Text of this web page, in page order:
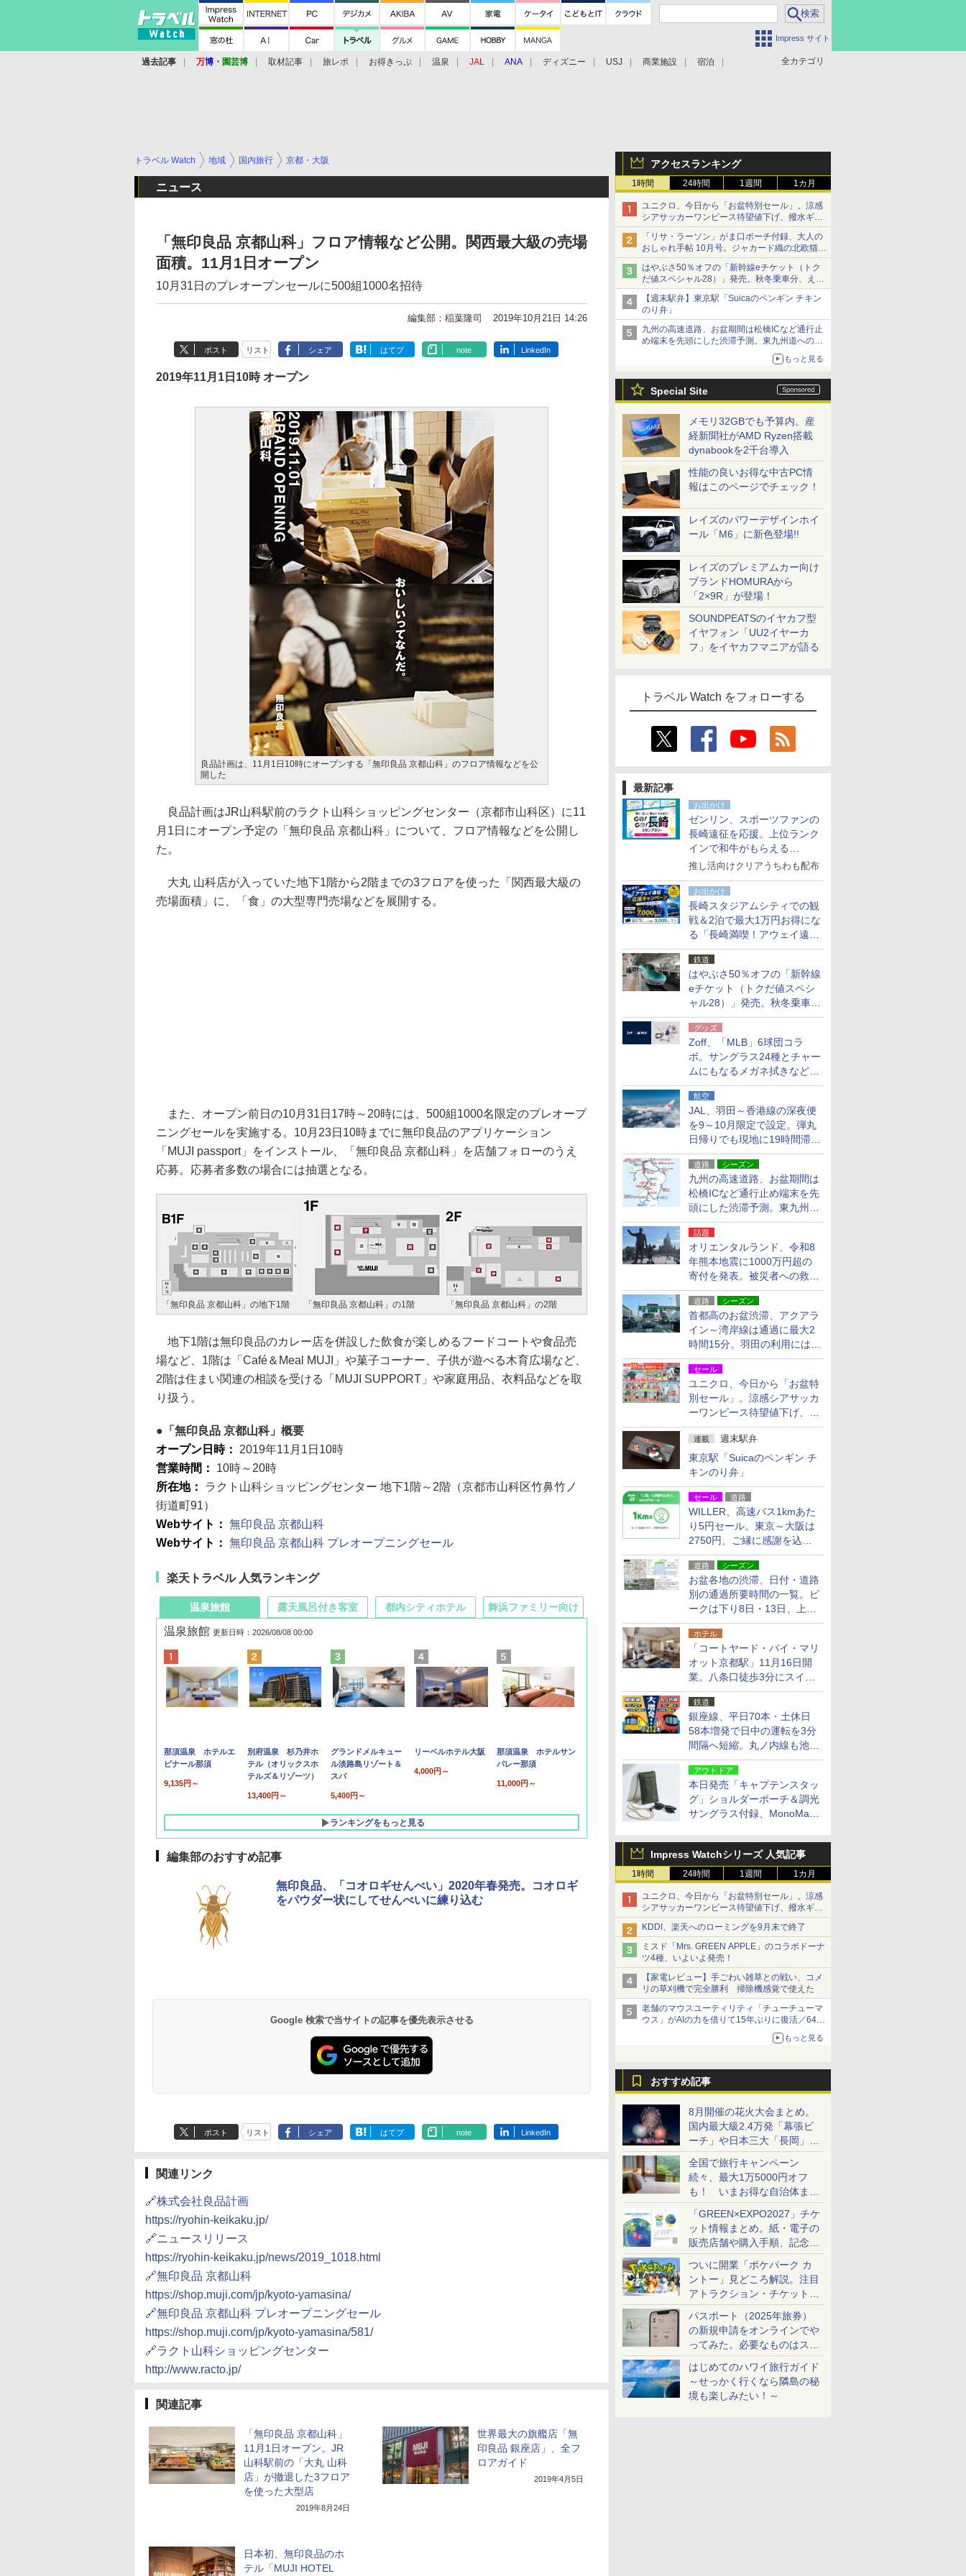
Impress サイト
全カテゴリ
過去記事 万博 ・ 園芸博 取材記事 旅レポ お得きっぷ 温泉 JAL ANA ディズニー USJ 商業施設 宿泊
アクセスランキング
1時間 24時間 1週間 1カ月
ユニクロ、今日から「お盆特別セール」。涼感
シアサッカーワンピース待望値下げ、撥水ギア
ショーツは1990円に
「リサ・ラーソン」がま口ポーチ付録、大人の
おしゃれ手帖 10月号。ジャカード織の北欧猫デ
ザイン
はやぶさ50％オフの「新幹線eチケット（トク
だ値スペシャル28）」発売。秋冬乗車分、えき
ねっと限定
【週末駅弁】東京駅「Suicaのペンギン チキン
のり弁」
九州の高速道路、お盆期間は松橋ICなど通行止
め端末を先頭にした渋滞予測。東九州道への迂
もっと見る
Special Site
メモリ32GBでも予算内。産
経新聞社がAMD Ryzen搭載
dynabookを2千台導入
性能の良いお得な中古PC情
報はこのページでチェック！
レイズのパワーデザインホイ
ール「M6」に新色登場!!
レイズのプレミアムカー向け
ブランドHOMURAから
「2×9R」が登場！
SOUNDPEATSのイヤカフ型
イヤフォン「UU2イヤーカ
フ」をイヤカフマニアが語る
トラベル Watch をフォローする
最新記事
お出かけ
ゼンリン、スポーツファンの
長崎遠征を応援。上位ランク
インで和牛がもらえる
「GO！GO！長崎スタンプラ
推し活向けクリアうちわも配布
お出かけ
長崎スタジアムシティでの観
戦＆2泊で最大1万円お得にな
る「長崎満喫！アウェイ遠征
応援キャンペーン」
鉄道
はやぶさ50％オフの「新幹線
eチケット（トクだ値スペシ
ャル28）」発売。秋冬乗車
分、えきねっと限定
グッズ
Zoff、「MLB」6球団コラ
ボ。サングラス24種とチャー
ムにもなるメガネ拭きなど雑
貨24種
航空
JAL、羽田～香港線の深夜便
を9～10月限定で設定。弾丸
日帰りでも現地に19時間滞在
できる
道路 シーズン
九州の高速道路、お盆期間は
松橋ICなど通行止め端末を先
頭にした渋滞予測。東九州道
への迂回は料金調整を実施
話題
オリエンタルランド、令和8
年熊本地震に1000万円超の
寄付を発表。被災者への救援
活動・復旧支援
道路 シーズン
首都高のお盆渋滞、アクアラ
イン～湾岸線は通過に最大2
時間15分。羽田の利用には
「空港西出口」の利用検討を
セール
ユニクロ、今日から「お盆特
別セール」。涼感シアサッカ
ーワンピース待望値下げ、撥
水ギアショーツは1990円に
連載 週末駅弁
東京駅「Suicaのペンギン チ
キンのり弁」
セール 道路
WILLER、高速バス1kmあた
り5円セール。東京～大阪は
2750円、ご縁に感謝を込め
た20周年記念キャンペーン
道路 シーズン
お盆各地の渋滞、日付・道路
別の通過所要時間の一覧。ピ
ークは下り8日・13日、上り
14日・15日
ホテル
「コートヤード・バイ・マリ
オット京都駅」11月16日開
業。八条口徒歩3分にスイー
ト含む全270室、ダイニング
も併設
鉄道
銀座線、平日70本・土休日
58本増発で日中の運転を3分
間隔へ短縮。丸ノ内線も池袋
～中野坂上を4分間隔に
アウトドア
本日発売「キャプテンスタッ
グ」ショルダーポーチ＆調光
サングラス付録、MonoMax
Impress Watchシリーズ 人気記事
1時間 24時間 1週間 1カ月
ユニクロ、今日から「お盆特別セール」。涼感
シアサッカーワンピース待望値下げ、撥水ギア
ショーツは1990円に
KDDI、楽天へのローミングを9月末で終了
ミスド「Mrs. GREEN APPLE」のコラボドーナ
ツ4種、いよいよ発売！
【家電レビュー】手ごわい雑草との戦い、コメ
リの草刈機で完全勝利 掃除機感覚で使えた
老舗のマウスユーティリティ「チューチューマ
ウス」がAIの力を借りて15年ぶりに復活／64bit
化、Windows 10/11、「Chrome」も走り回
る。復活記念で2026年末まで500円
もっと見る
おすすめ記事
8月開催の花火大会まとめ。
国内最大級2.4万発「幕張ビ
ーチ」や日本三大「長岡」な
ど大型イベント目白押し！
全国で旅行キャンペーン
続々、最大1万5000円オフ
も！ いまお得な自治体まと
め
「GREEN×EXPO2027」チケ
ット情報まとめ。紙・電子の
販売店舗や購入手順、記念チ
ケットも解説
ついに開業「ポケパーク カ
ントー」見どころ解説。注目
アトラクション・チケット手
配・来場前に必要な準備は？
パスポート（2025年旅券）
の新規申請をオンラインでや
ってみた。必要なものはスマ
ホとマイナカードのみ
はじめてのハワイ旅行ガイド
～せっかく行くなら隣島の秘
境も楽しみたい！～
トラベル Watch 地域 国内旅行 京都・大阪
ニュース
「無印良品 京都山科」フロア情報など公開。関西最大級の売場
面積。11月1日オープン
10月31日のプレオープンセールに500組1000名招待
編集部：稲葉隆司 2019年10月21日 14:26
ポスト リスト シェア はてブ note LinkedIn
2019年11月1日10時 オープン
良品計画は、11月1日10時にオープンする「無印良品 京都山科」のフロア情報などを公
開した
良品計画はJR山科駅前のラクト山科ショッピングセンター（京都市山科区）に11
月1日にオープン予定の「無印良品 京都山科」について、フロア情報などを公開し
た。
大丸 山科店が入っていた地下1階から2階までの3フロアを使った「関西最大級の
売場面積」に、「食」の大型専門売場などを展開する。
また、オープン前日の10月31日17時～20時には、500組1000名限定のプレオープ
ニングセールを実施する。10月23日10時までに無印良品のアプリケーション
「MUJI passport」をインストール、「無印良品 京都山科」を店舗フォローのうえ
応募。応募者多数の場合には抽選となる。
「無印良品 京都山科」の地下1階 「無印良品 京都山科」の1階 「無印良品 京都山科」の2階
地下1階は無印良品のカレー店を併設した飲食が楽しめるフードコートや食品売
場など、1階は「Café＆Meal MUJI」や菓子コーナー、子供が遊べる木育広場など、
2階は住まい関連の相談を受ける「MUJI SUPPORT」や家庭用品、衣料品などを取
り扱う。
「無印良品 京都山科」概要
オープン日時： 2019年11月1日10時
営業時間： 10時～20時
所在地： ラクト山科ショッピングセンター 地下1階～2階（京都市山科区竹鼻竹ノ
街道町91）
Webサイト： 無印良品 京都山科
Webサイト： 無印良品 京都山科 プレオープニングセール
楽天トラベル 人気ランキング
温泉旅館
温泉旅館 更新日時：2026/08/08 00:00
那須温泉 ホテルエ
ピナール那須
9,135円～
別府温泉 杉乃井ホ
テル（オリックスホ
テルズ＆リゾーツ）
13,400円～
グランドメルキュー
ル淡路島リゾート＆
スパ
5,400円～
リーベルホテル大阪
4,000円～
那須温泉 ホテルサン
バレー那須
11,000円～
ランキングをもっと見る
露天風呂付き客室
10,450円～
19,541円～
都内シティホテル 舞浜ファミリー向け
7,950円～
5,758円～
編集部のおすすめ記事
無印良品、「コオロギせんべい」2020年春発売。コオロギ
をパウダー状にしてせんべいに練り込む
Google 検索で当サイトの記事を優先表示させる
ポスト リスト シェア はてブ note LinkedIn
関連リンク
🔗株式会社良品計画
https://ryohin-keikaku.jp/
🔗ニュースリリース
https://ryohin-keikaku.jp/news/2019_1018.html
🔗無印良品 京都山科
https://shop.muji.com/jp/kyoto-yamasina/
🔗無印良品 京都山科 プレオープニングセール
https://shop.muji.com/jp/kyoto-yamasina/581/
🔗ラクト山科ショッピングセンター
http://www.racto.jp/
関連記事
「無印良品 京都山科」
11月1日オープン。JR
山科駅前の「大丸 山科
店」が撤退した3フロア
を使った大型店
2019年8月24日
世界最大の旗艦店「無
印良品 銀座店」、全フ
ロアガイド
2019年4月5日
日本初、無印良品のホ
テル「MUJI HOTEL